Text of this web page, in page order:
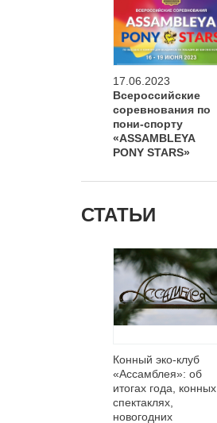
17.06.2023
Всероссийские
соревнования по
пони-спорту
«ASSAMBLEYA
PONY STARS»
СТАТЬИ
Конный эко-клуб
«Ассамблея»: об
итогах года, конных
спектаклях,
новогодних